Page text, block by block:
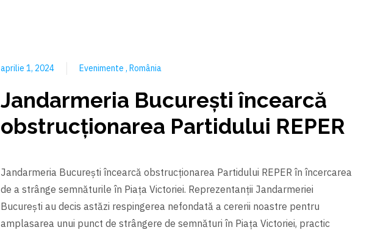
aprilie 1, 2024 Evenimente România
Jandarmeria București încearcă
obstrucționarea Partidului REPER
Jandarmeria București încearcă obstrucționarea Partidului REPER în încercarea
de a strânge semnăturile în Piața Victoriei. Reprezentanții Jandarmeriei
București au decis astăzi respingerea nefondată a cererii noastre pentru
amplasarea unui punct de strângere de semnături în Piața Victoriei, practic